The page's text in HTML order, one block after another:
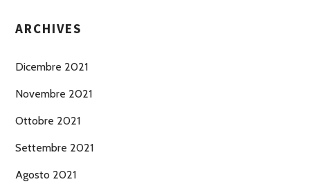
ARCHIVES
Dicembre 2021
Novembre 2021
Ottobre 2021
Settembre 2021
Agosto 2021